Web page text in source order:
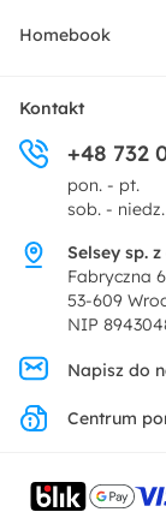
Dekoracje i
Promocje
Dostawa
Zwroty
Pytania i
Homebook
O nas
Centrum
Regulamin
Polityka
Ustawienia
Kontakt
Kontakt
+48 732
pon. - pt.
sob. - niedz.
Selsey sp. z
Fabryczna 6
53-609
NIP
Napisz do
Centrum